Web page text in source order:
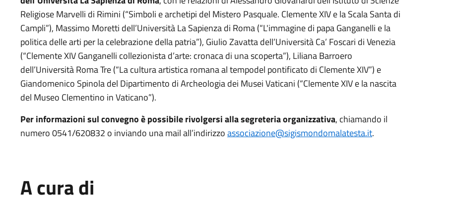
Religiose Marvelli di Rimini (“Simboli e archetipi del Mistero Pasquale. Clemente XIV e la Scala Santa di
Campli”), Massimo Moretti dell’Università La Sapienza di Roma (“L'immagine di papa Ganganelli e la
politica delle arti per la celebrazione della patria”), Giulio Zavatta dell’Università Ca’ Foscari di Venezia
(“Clemente XIV Ganganelli collezionista d’arte: cronaca di una scoperta”), Liliana Barroero
dell’Università Roma Tre (“La cultura artistica romana al tempodel pontificato di Clemente XIV”) e
Giandomenico Spinola del Dipartimento di Archeologia dei Musei Vaticani (“Clemente XIV e la nascita
del Museo Clementino in Vaticano”).
Per informazioni sul convegno è possibile rivolgersi alla segreteria organizzativa, chiamando il
numero 0541/620832 o inviando una mail all’indirizzoassociazione@sigismondomalatesta.it.
A cura di